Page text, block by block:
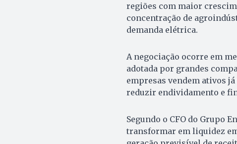
regiões com maior
concentração de
demanda elétrica.
A negociação ocorre em
adotada por grandes
empresas vendem ativos
reduzir endividamento e
Segundo o CFO do Grupo
transformar em liquidez